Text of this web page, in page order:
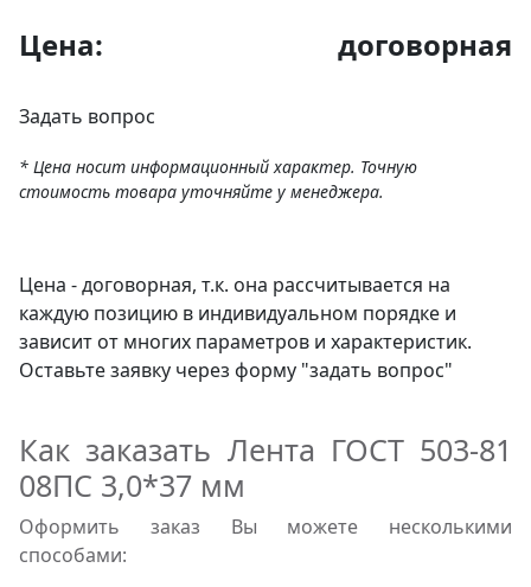
Цена: договорная
Задать вопрос
* Цена носит информационный характер. Точную
стоимость товара уточняйте у менеджера.
Цена - договорная, т.к. она рассчитывается на
каждую позицию в индивидуальном порядке и
зависит от многих параметров и характеристик.
Оставьте заявку через форму "задать вопрос"
Как заказать Лента ГОСТ 503-81
08ПС 3,0*37 мм
Оформить заказ Вы можете несколькими
способами: